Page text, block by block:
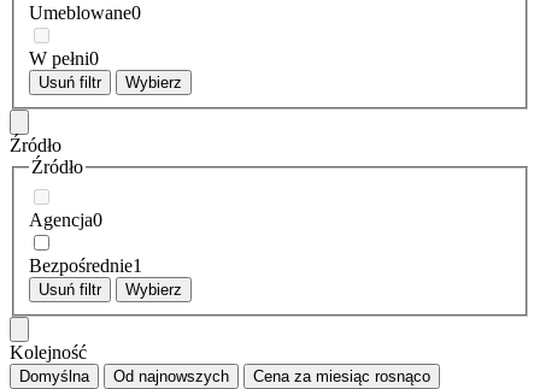
Umeblowane0
W pełni0
Usuń filtr Wybierz
Źródło
Źródło
Agencja0
Bezpośrednie1
Usuń filtr Wybierz
Kolejność
Domyślna Od najnowszych Cena za miesiąc rosnąco